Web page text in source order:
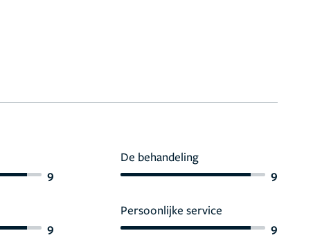
9
9
De behandeling
9
Persoonlijke service
9